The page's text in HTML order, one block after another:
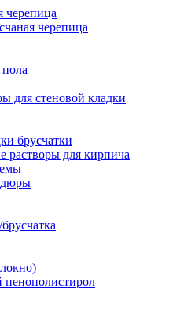
черепица
черепица
для стеновой кладки
брусчатки
растворы для кирпича
пенополистирол